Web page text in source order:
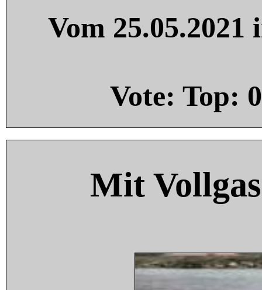
Vom
Vote: Top: 0
Mit